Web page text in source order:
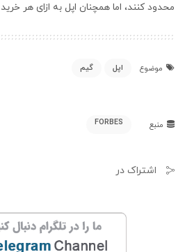
محدود کنند، اما همچنان اپل به ازای هر
موضوع اپل گیم
منبع FORBES
اشتراک در